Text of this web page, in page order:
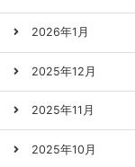
2026年1月
2025年12月
2025年11月
2025年10月